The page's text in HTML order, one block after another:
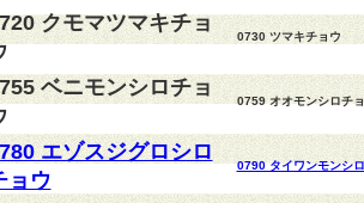
クモマツマキチョ
0730 ツマキチョウ
ベニモンシロチョ
0759 オオモンシロチ
エゾスジグロシロ
ョウ
0790 タイワンモンシ